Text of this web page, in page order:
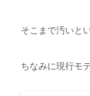
そこまで汚いと
ちなみに現行モ